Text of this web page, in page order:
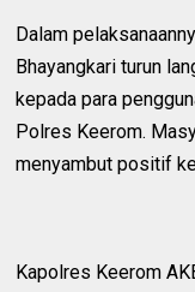
Dalam
Bhayangkari turun
kepada para
Polres Keerom.
menyambut positif
Kapolres Keerom